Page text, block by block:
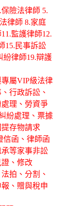
險法律師 5.
律師 8.家庭
監護律師12.
15.民事訴訟
紛律師19.辯護
屬VIP級法律
行政訴訟、
理、勞資爭
紛處理、票據
存物請求
信函、律師函
等家事非訟
、修改
拍、分割、
、贈與稅申